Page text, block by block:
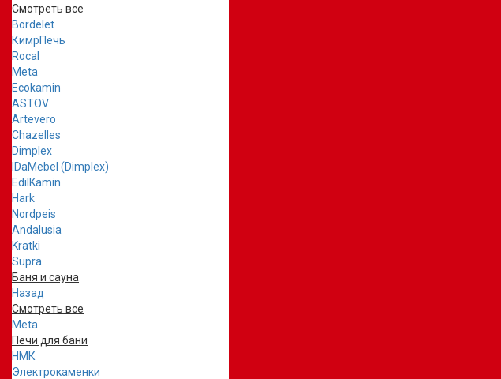
Смотреть все
Bordelet
КимрПечь
Rocal
Meta
Ecokamin
ASTOV
Artevero
Chazelles
Dimplex
IDaMebel (Dimplex)
EdilKamin
Hark
Nordpeis
Andalusia
Kratki
Supra
Баня и сауна
Назад
Смотреть все
Meta
Печи для бани
НМК
Электрокаменки